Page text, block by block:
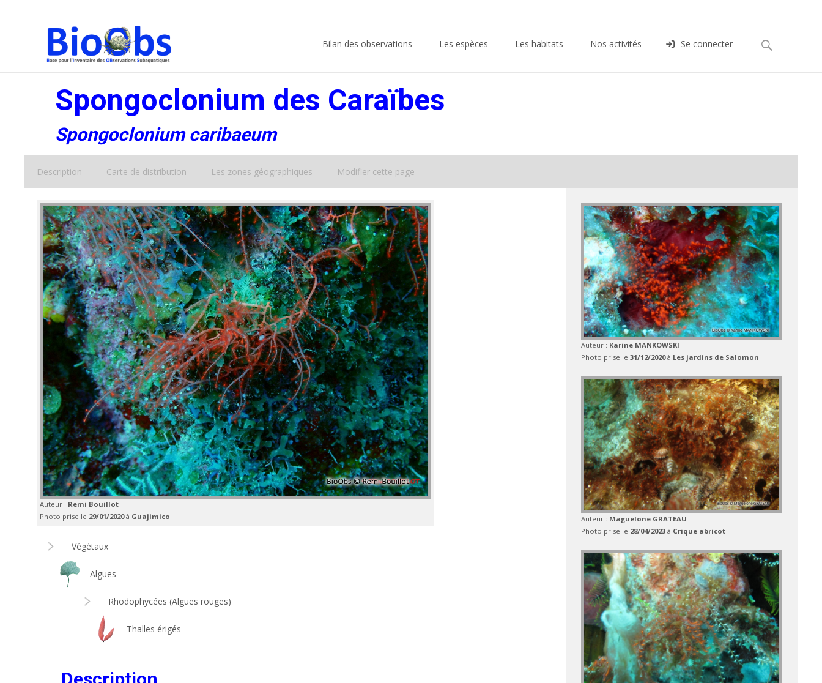
Bilan des observations Les espèces Les habitats Nos activités Se connecter Rechercher :
Spongoclonium des Caraïbes
Spongoclonium caribaeum
Description Carte de distribution Les zones géographiques Modifier cette page
Auteur : Remi Bouillot
Photo prise le 29/01/2020à Guajimico
Végétaux
Algues
Rhodophycées (Algues rouges)
Thalles érigés
Auteur : Karine MANKOWSKI
Photo prise le 31/12/2020à Les jardins de Salomon
Auteur : Maguelone GRATEAU
Photo prise le 28/04/2023à Crique abricot